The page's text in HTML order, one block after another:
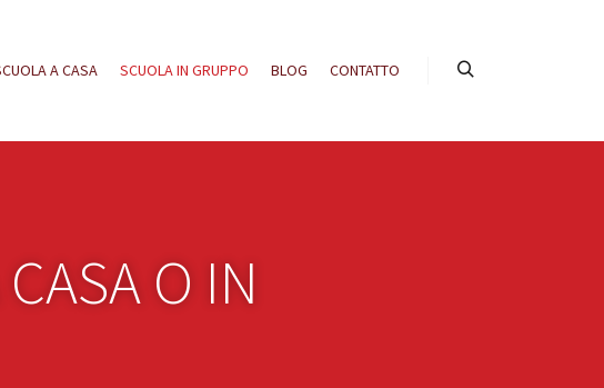
A CASA SCUOLA IN GRUPPO BLOG CONTATTO
O IN